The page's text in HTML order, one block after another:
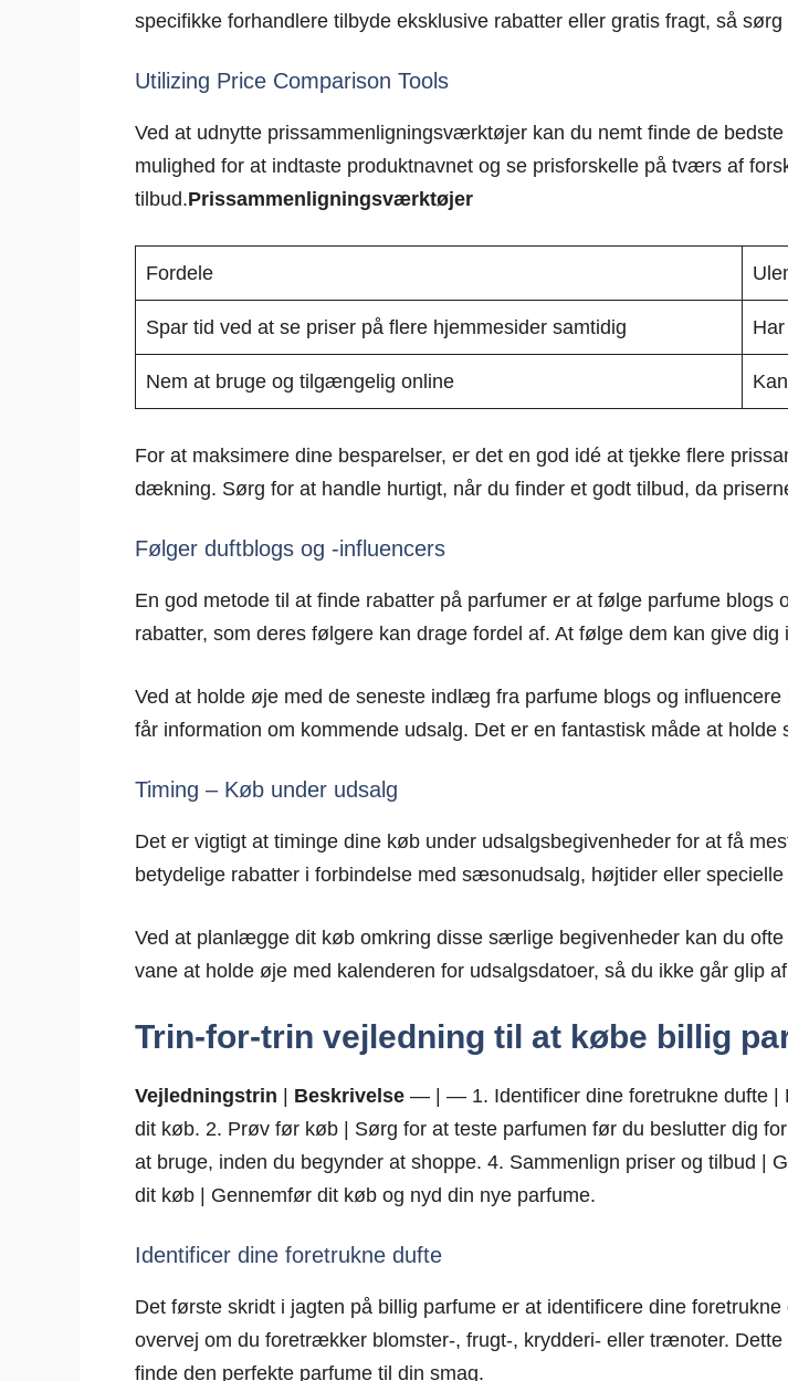
specifikke forhandlere tilbyde eksklusive rabatter eller gratis fragt, så
Utilizing Price Comparison Tools
Ved at udnytte prissammenligningsværktøjer kan du nemt finde de
mulighed for at indtaste produktnavnet og se prisforskelle på tværs af
tilbud.Prissammenligningsværktøjer
Fordele
Spar tid ved at se priser på flere hjemmesider samtidig
Nem at bruge og tilgængelig online
For at maksimere dine besparelser, er det en god idé at tjekke flere
dækning. Sørg for at handle hurtigt, når du finder et godt tilbud, da
Følger duftblogs og -influencers
En god metode til at finde rabatter på parfumer er at følge parfume
rabatter, som deres følgere kan drage fordel af. At følge dem kan give
Ved at holde øje med de seneste indlæg fra parfume blogs og
får information om kommende udsalg. Det er en fantastisk måde at
Timing – Køb under udsalg
Det er vigtigt at timinge dine køb under udsalgsbegivenheder for at få
betydelige rabatter i forbindelse med sæsonudsalg, højtider eller
Ved at planlægge dit køb omkring disse særlige begivenheder kan du
vane at holde øje med kalenderen for udsalgsdatoer, så du ikke går glip
Trin-for-trin vejledning til at købe billig
Vejledningstrin Beskrivelse — | — 1. Identificer dine foretrukne dufte |
dit køb. 2. Prøv før køb | Sørg for at teste parfumen før du beslutter dig
at bruge, inden du begynder at shoppe. 4. Sammenlign priser og tilbud |
dit køb | Gennemfør dit køb og nyd din nye parfume.
Identificer dine foretrukne dufte
Det første skridt i jagten på billig parfume er at identificere dine
overvej om du foretrækker blomster-, frugt-, krydderi- eller trænoter.
finde den perfekte parfume til din smag.